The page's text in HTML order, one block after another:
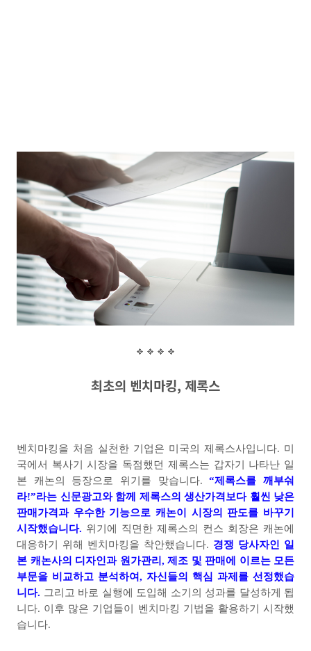
최초의 벤치마킹, 제록스
벤치마킹을 처음 실천한 기업은 미국의 제록스사입니다. 미
국에서 복사기 시장을 독점했던 제록스는 갑자기 나타난 일
본 캐논의 등장으로 위기를 맞습니다.“제록스를 깨부숴
라!”라는 신문광고와 함께 제록스의 생산가격보다 훨씬 낮은
판매가격과 우수한 기능으로 캐논이 시장의 판도를 바꾸기
시작했습니다. 위기에 직면한 제록스의 컨스 회장은 캐논에
대응하기 위해 벤치마킹을 착안했습니다. 경쟁 당사자인 일
본 캐논사의 디자인과 원가관리, 제조 및 판매에 이르는 모든
부문을 비교하고 분석하여, 자신들의 핵심 과제를 선정했습
니다. 그리고 바로 실행에 도입해 소기의 성과를 달성하게 됩
니다. 이후 많은 기업들이 벤치마킹 기법을 활용하기 시작했
습니다.